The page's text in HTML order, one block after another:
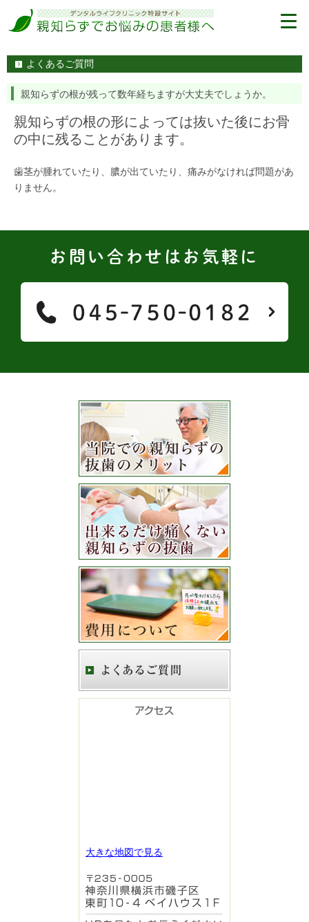
よくあるご質問
親知らずの根が残って数年経ちますが大丈夫でしょうか。
親知らずの根の形によっては抜いた後にお骨
の中に残ることがあります。
歯茎が腫れていたり、膿が出ていたり、痛みがなければ問題があ
りません。
お問い合わせはお気軽に
大きな地図で見る